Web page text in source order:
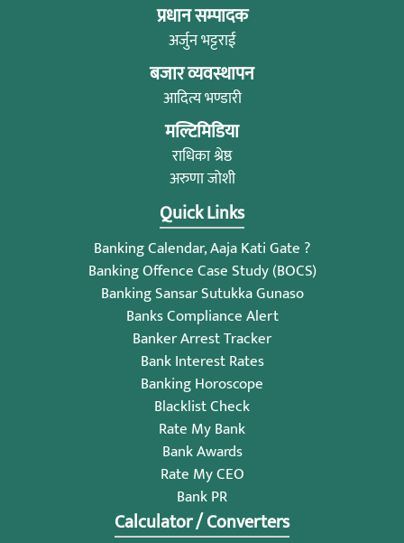
प्रधान सम्पादक
अर्जुन भट्टराई
बजार व्यवस्थापन
आदित्य भण्डारी
मल्टिमिडिया
राधिका श्रेष्ठ
अरुणा जोशी
Quick Links
Banking Calendar, Aaja Kati Gate ?
Banking Offence Case Study (BOCS)
Banking Sansar Sutukka Gunaso
Banks Compliance Alert
Banker Arrest Tracker
Bank Interest Rates
Banking Horoscope
Blacklist Check
Rate My Bank
Bank Awards
Rate My CEO
Bank PR
Calculator / Converters